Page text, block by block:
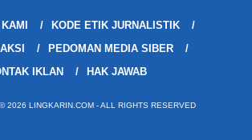
KODE ETIK JURNALISTIK
PEDOMAN MEDIA SIBER
IKLAN
HAK JAWAB
2026 LINGKARIN.COM - ALL RIGHTS RESERVED